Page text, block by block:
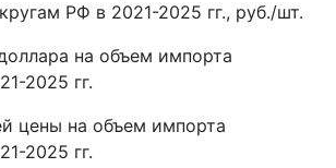
РФ в 2021-2025 гг., руб./шт.
на объем импорта
2025 гг.
цены на объем импорта
2025 гг.